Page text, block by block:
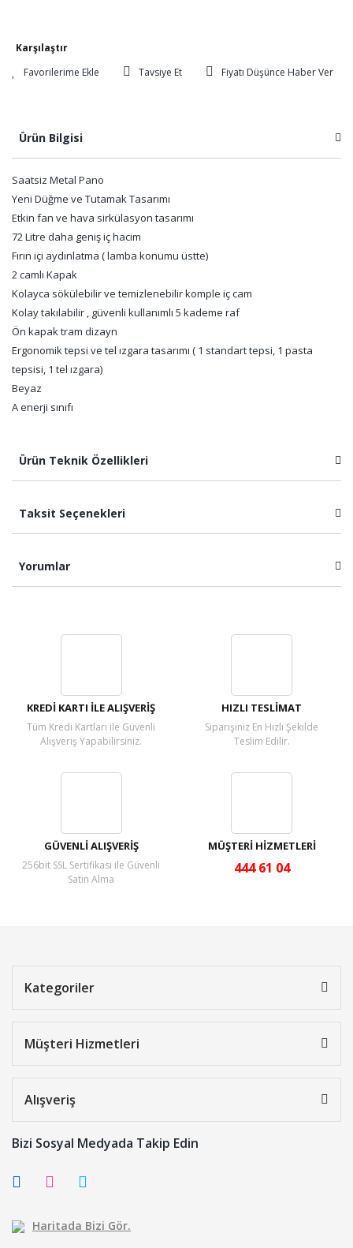
Karşılaştır
Tavsiye Et
Fiyatı Düşünce Haber Ver
Ürün Bilgisi
Saatsiz Metal Pano
Yeni Düğme ve Tutamak Tasarımı
Etkin fan ve hava sirkülasyon tasarımı
72 Litre daha geniş iç hacim
Fırın içi aydınlatma ( lamba konumu üstte)
2 camlı Kapak
Kolayca sökülebilir ve temizlenebilir komple iç cam
Kolay takılabilir , güvenli kullanımlı 5 kademe raf
Ön kapak tram dizayn
Ergonomik tepsi ve tel ızgara tasarımı ( 1 standart tepsi, 1 pasta
tepsisi, 1 tel ızgara)
Beyaz
A enerji sınıfı
Ürün Teknik Özellikleri
Taksit Seçenekleri
Yorumlar
KREDİ KARTI İLE ALIŞVERİŞ
Tüm Kredi Kartları ile Güvenli
Alışveriş Yapabilirsiniz.
HIZLI TESLİMAT
Siparişiniz En Hızlı Şekilde
Teslim Edilir.
GÜVENLİ ALIŞVERİŞ
256bit SSL Sertifikası ile Güvenli
Satın Alma
MÜŞTERİ HİZMETLERİ
444 61 04
Kategoriler
Müşteri Hizmetleri
Alışveriş
Bizi Sosyal Medyada Takip Edin
Haritada Bizi Gör.